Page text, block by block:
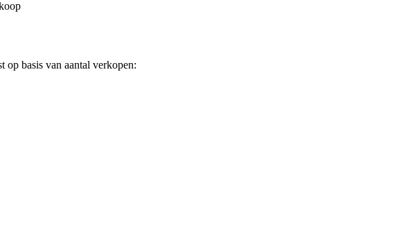
op basis van aantal verkopen: